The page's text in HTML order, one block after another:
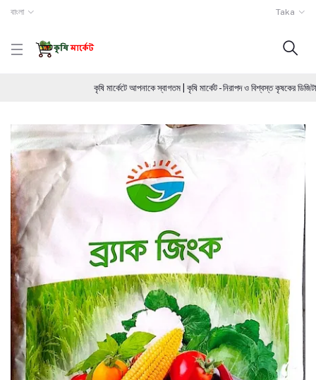
বাংলা Taka
কৃষি মার্কেটে আপনাকে স্বাগতম | কৃষি মার্কেট - নিরাপদ ও বিশ্বস্ত কৃষকের